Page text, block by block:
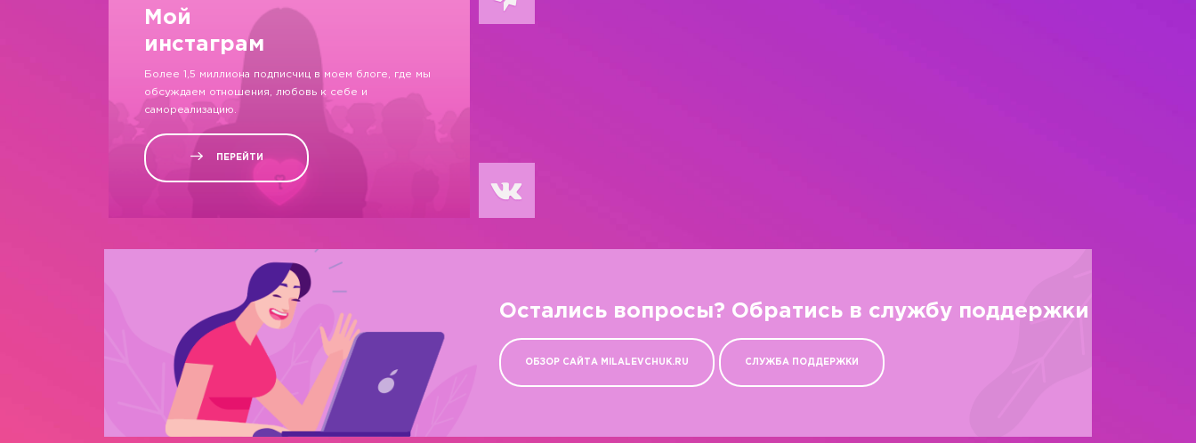
Мой
инстаграм
Более 1,5 миллиона подписчиц в моем блоге, где мы
обсуждаем отношения, любовь к себе и
самореализацию.
ПЕРЕЙТИ
Остались вопросы? Обратись в службу поддержки
ОБЗОР САЙТА MILALEVCHUK.RU СЛУЖБА ПОДДЕРЖКИ